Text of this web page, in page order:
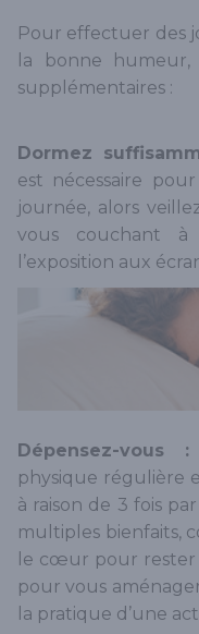
Pour effectuer des
la bonne humeur,
supplémentaires :
Dormez
est nécessaire
journée, alors
vous couchant
l’exposition aux
Dépensez-vous :
physique régulière
à raison de 3 fois
multiples bienfaits,
le cœur pour rester
pour vous
la pratique d’une